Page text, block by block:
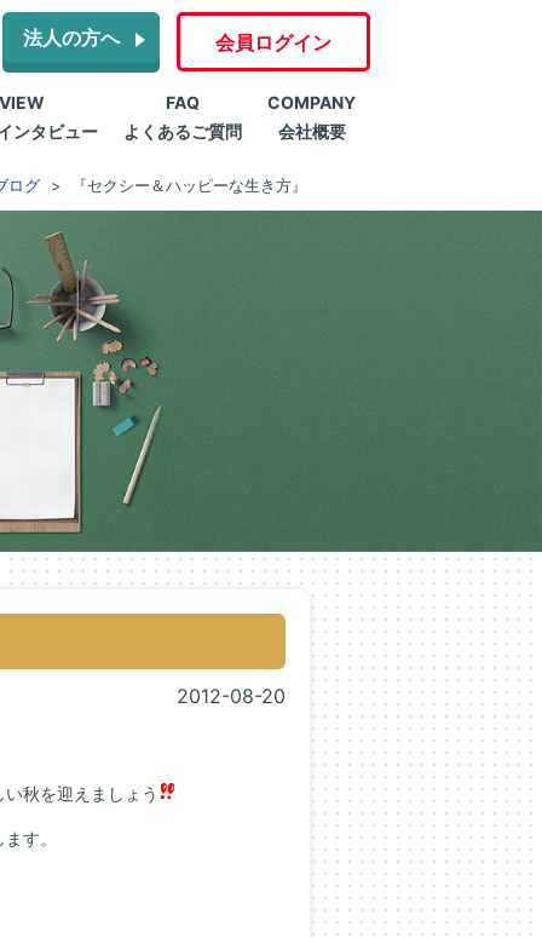
法人の方へ 会員ログイン
ンタビュー
FAQ
よくあるご質問
COMPANY
会社概要
ログ 『セクシー＆ハッピーな生き方』
2012-08-20
秋を迎えましょう
す。